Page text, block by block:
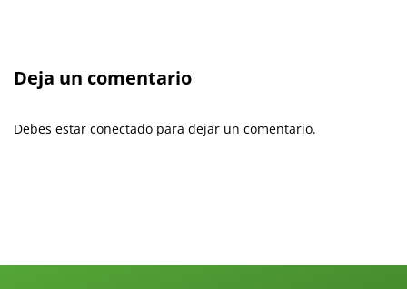
Deja un comentario
Debes estar conectado para dejar un comentario.